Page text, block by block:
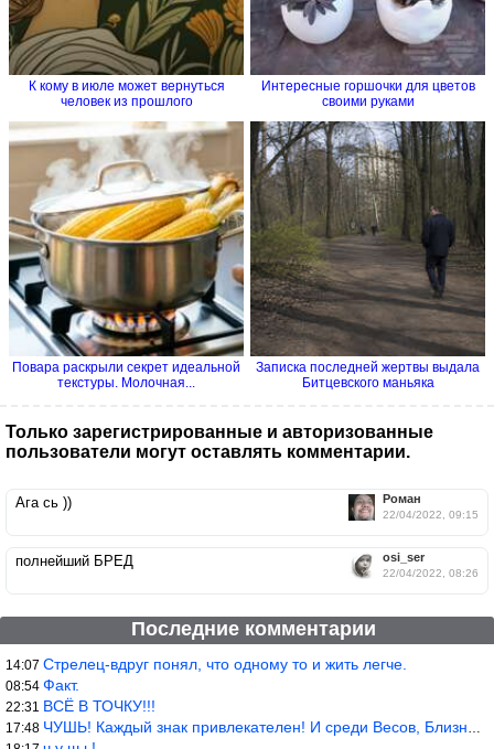
К кому в июле может вернуться
человек из прошлого
Интересные горшочки для цветов
своими руками
Повара раскрыли секрет идеальной
текстуры. Молочная...
Записка последней жертвы выдала
Битцевского маньяка
Только зарегистрированные и авторизованные
пользователи могут оставлять комментарии.
Роман
22/04/2022, 09:15
Ага сь ))
osi_ser
22/04/2022, 08:26
полнейший БРЕД
Последние комментарии
14:07 Стрелец-вдруг понял, что одному то и жить легче.
08:54 Факт.
22:31 ВСЁ В ТОЧКУ!!!
17:48 ЧУШЬ! Каждый знак привлекателен! И среди Весов, Близнецов встреч